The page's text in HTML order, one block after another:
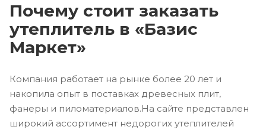
Почему стоит заказать
утеплитель в «Базис
Маркет»
Компания работает на рынке более 20 лет и
накопила опыт в поставках древесных плит,
фанеры и пиломатериалов.На сайте представлен
широкий ассортимент недорогих утеплителей